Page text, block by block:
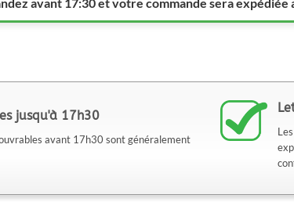
avant 17:30 et votre commande sera
jusqu'à 17h30
avant 17h30 sont généralement